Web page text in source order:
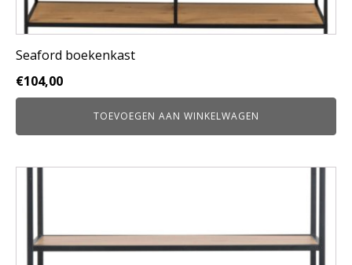
Seaford boekenkast
€104,00
TOEVOEGEN AAN WINKELWAGEN